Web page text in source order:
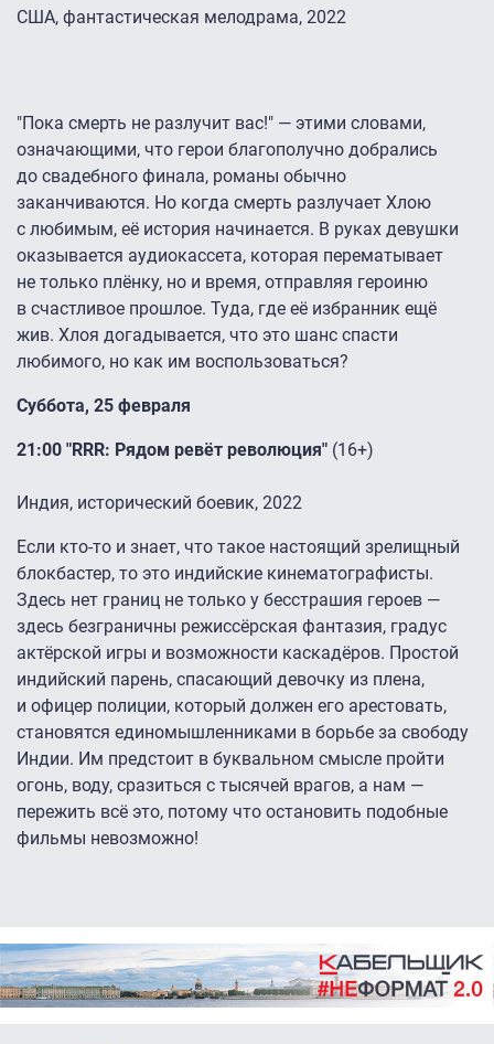
США, фантастическая мелодрама, 2022
"Пока смерть не разлучит вас!" — этими словами,
означающими, что герои благополучно добрались
до свадебного финала, романы обычно
заканчиваются. Но когда смерть разлучает Хлою
с любимым, её история начинается. В руках девушки
оказывается аудиокассета, которая перематывает
не только плёнку, но и время, отправляя героиню
в счастливое прошлое. Туда, где её избранник ещё
жив. Хлоя догадывается, что это шанс спасти
любимого, но как им воспользоваться?
Суббота, 25 февраля
21:00 "RRR: Рядом ревёт революция" (16+)
Индия, исторический боевик, 2022
Если кто-то и знает, что такое настоящий зрелищный
блокбастер, то это индийские кинематографисты.
Здесь нет границ не только у бесстрашия героев —
здесь безграничны режиссёрская фантазия, градус
актёрской игры и возможности каскадёров. Простой
индийский парень, спасающий девочку из плена,
и офицер полиции, который должен его арестовать,
становятся единомышленниками в борьбе за свободу
Индии. Им предстоит в буквальном смысле пройти
огонь, воду, сразиться с тысячей врагов, а нам —
пережить всё это, потому что остановить подобные
фильмы невозможно!​​​​